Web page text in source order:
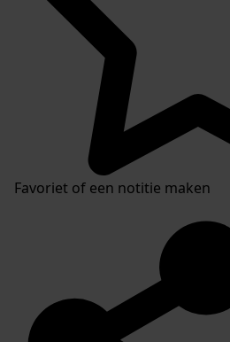
Favoriet of een notitie maken